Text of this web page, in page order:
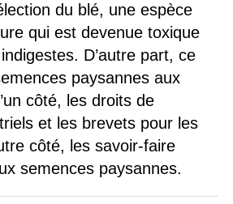
du blé, une espèce
qui est devenue toxique
D’autre part, ce
paysannes aux
côté, les droits de
et les brevets pour les
côté, les savoir-faire
semences paysannes.